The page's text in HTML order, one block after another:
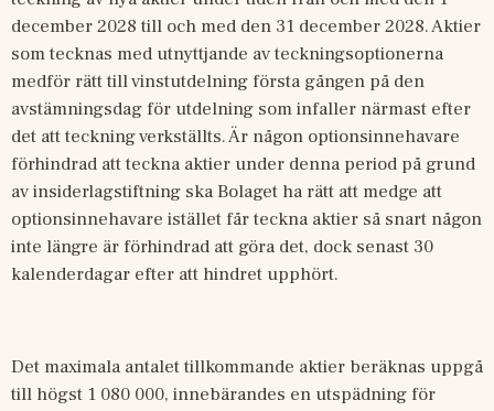
december 2028 till och med den 31 december 2028. Aktier
som tecknas med utnyttjande av teckningsoptionerna
medför rätt till vinstutdelning första gången på den
avstämningsdag för utdelning som infaller närmast efter
det att teckning verkställts. Är någon optionsinnehavare
förhindrad att teckna aktier under denna period på grund
av insiderlagstiftning ska Bolaget ha rätt att medge att
optionsinnehavare istället får teckna aktier så snart någon
inte längre är förhindrad att göra det, dock senast 30
kalenderdagar efter att hindret upphört.
Det maximala antalet tillkommande aktier beräknas uppgå
till högst 1 080 000, innebärandes en utspädning för